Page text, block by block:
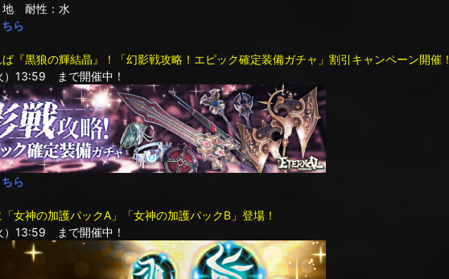
性：水
ら
『黒狼の輝結晶』！「幻影戦攻略！エピック確定装備ガチャ」割引キャンペーン開催！
13:59 まで開催中！
ら
女神の加護パックA」「女神の加護パックB」登場！
13:59 まで開催中！